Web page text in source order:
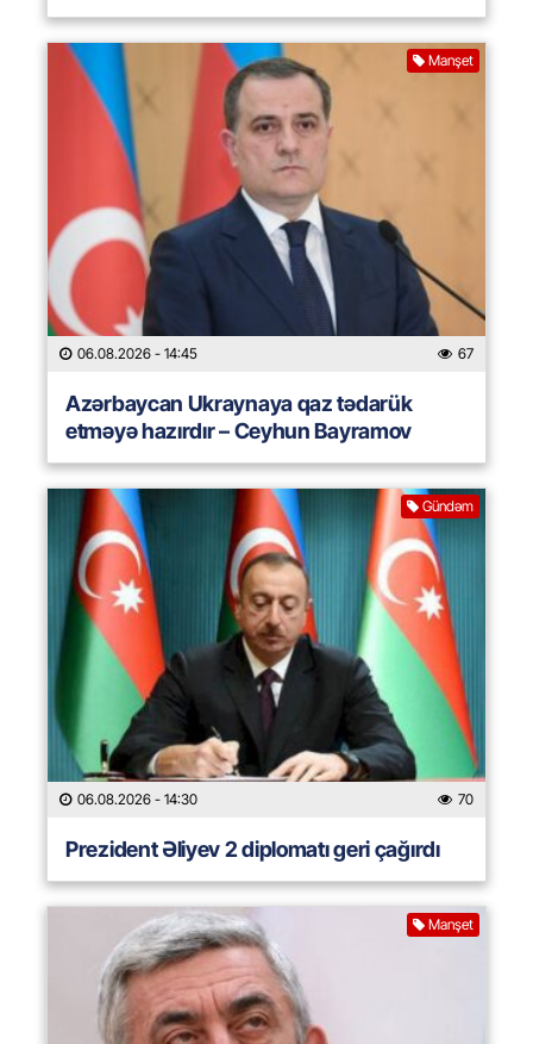
Manşet
06.08.2026 - 14:45 67
Azərbaycan Ukraynaya qaz tədarük
etməyə hazırdır – Ceyhun Bayramov
Gündəm
06.08.2026 - 14:30 70
Prezident Əliyev 2 diplomatı geri çağırdı
Manşet